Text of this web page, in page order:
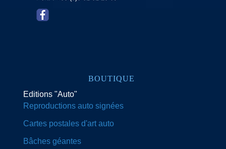
BOUTIQUE
Editions "Auto"
Reproductions auto signées
Cartes postales d'art auto
Bâches géantes